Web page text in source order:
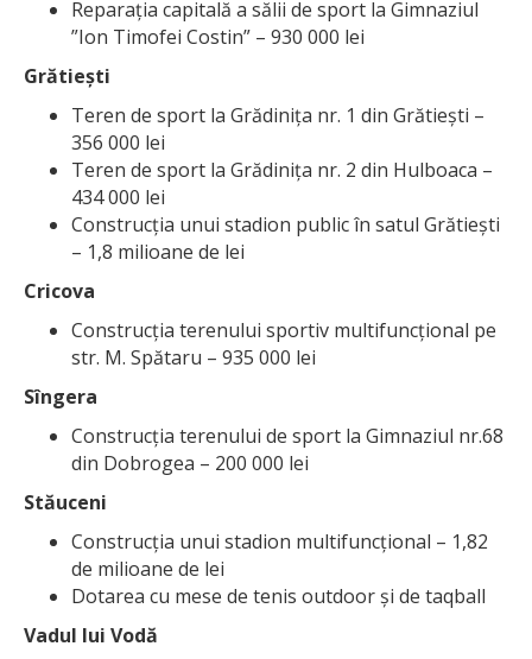
Reparația capitală a sălii de sport la Gimnaziul
”Ion Timofei Costin” – 930 000 lei
Grătiești
Teren de sport la Grădinița nr. 1 din Grătiești –
356 000 lei
Teren de sport la Grădinița nr. 2 din Hulboaca –
434 000 lei
Construcția unui stadion public în satul Grătiești
– 1,8 milioane de lei
Cricova
Construcția terenului sportiv multifuncțional pe
str. M. Spătaru – 935 000 lei
Sîngera
Construcția terenului de sport la Gimnaziul nr.68
din Dobrogea – 200 000 lei
Stăuceni
Construcția unui stadion multifuncțional – 1,82
de milioane de lei
Dotarea cu mese de tenis outdoor și de taqball
Vadul lui Vodă